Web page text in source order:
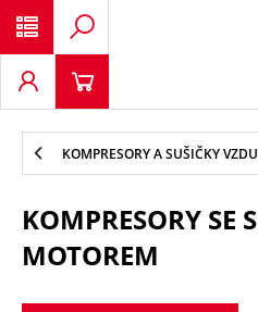
KOMPRESORY A SUŠIČKY
KOMPRESORY SE
MOTOREM